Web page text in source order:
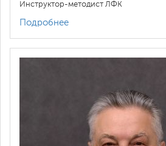
Инструктор-методист ЛФК
Подробнее